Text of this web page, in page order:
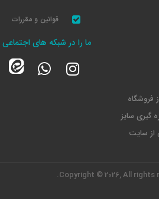
فروشگاه
گیری سایز
سایت
قوانین و مقررات
ما را در شبکه های اجتماعی
Copyright © 2026, All rights